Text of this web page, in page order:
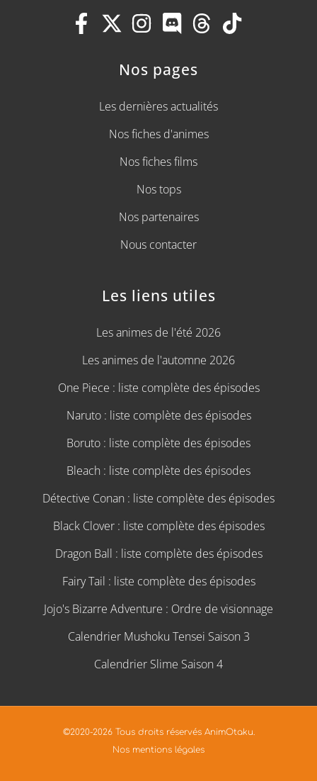
Nos pages
Les dernières actualités
Nos fiches d'animes
Nos fiches films
Nos tops
Nos partenaires
Nous contacter
Les liens utiles
Les animes de l'été 2026
Les animes de l'automne 2026
One Piece : liste complète des épisodes
Naruto : liste complète des épisodes
Boruto : liste complète des épisodes
Bleach : liste complète des épisodes
Détective Conan : liste complète des épisodes
Black Clover : liste complète des épisodes
Dragon Ball : liste complète des épisodes
Fairy Tail : liste complète des épisodes
Jojo's Bizarre Adventure : Ordre de visionnage
Calendrier Mushoku Tensei Saison 3
Calendrier Slime Saison 4
©2020-2026 Tous droits réservés AnimOtaku.
Nos mentions légales